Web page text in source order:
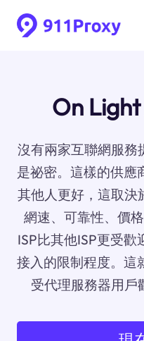
On
沒有兩家互聯網服務
是祕密。這樣的供應
其他人更好，這取決
網速、可靠性、價
ISP比其他ISP更受
接入的限制程度。這
受代理服務器用戶